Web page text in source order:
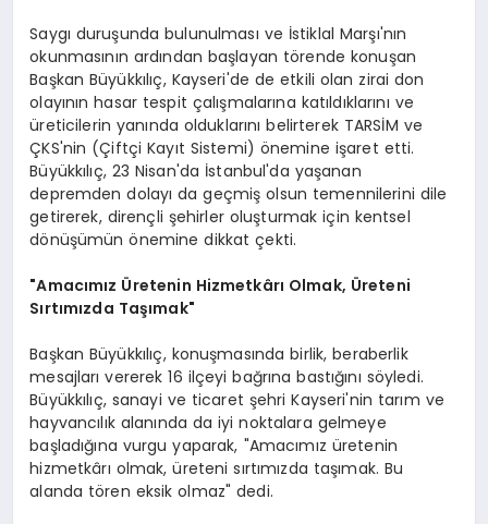
Saygı duruşunda bulunulması ve İstiklal Marşı'nın
okunmasının ardından başlayan törende konuşan
Başkan Büyükkılıç, Kayseri'de de etkili olan zirai don
olayının hasar tespit çalışmalarına katıldıklarını ve
üreticilerin yanında olduklarını belirterek TARSİM ve
ÇKS'nin (Çiftçi Kayıt Sistemi) önemine işaret etti.
Büyükkılıç, 23 Nisan'da İstanbul'da yaşanan
depremden dolayı da geçmiş olsun temennilerini dile
getirerek, dirençli şehirler oluşturmak için kentsel
dönüşümün önemine dikkat çekti.
"Amacımız Üretenin Hizmetkârı Olmak, Üreteni
Sırtımızda Taşımak"
Başkan Büyükkılıç, konuşmasında birlik, beraberlik
mesajları vererek 16 ilçeyi bağrına bastığını söyledi.
Büyükkılıç, sanayi ve ticaret şehri Kayseri'nin tarım ve
hayvancılık alanında da iyi noktalara gelmeye
başladığına vurgu yaparak, "Amacımız üretenin
hizmetkârı olmak, üreteni sırtımızda taşımak. Bu
alanda tören eksik olmaz" dedi.